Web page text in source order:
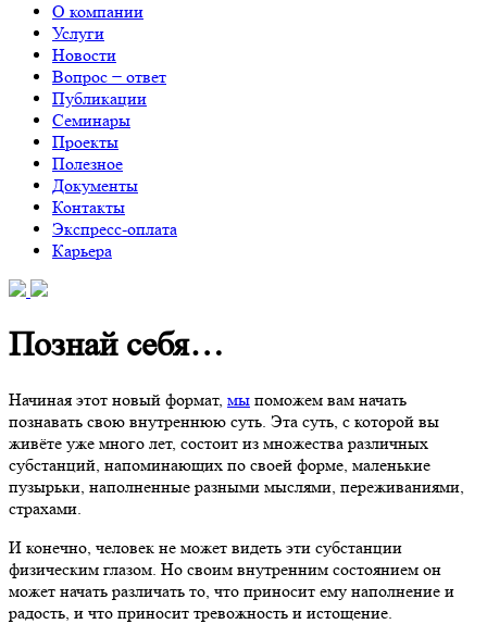
О компании
Услуги
Новости
Вопрос − ответ
Публикации
Семинары
Проекты
Полезное
Документы
Контакты
Экспресс-оплата
Карьера
Познай себя…
Начиная этот новый формат, мы поможем вам начать
познавать свою внутреннюю суть. Эта суть, с которой вы
живёте уже много лет, состоит из множества различных
субстанций, напоминающих по своей форме, маленькие
пузырьки, наполненные разными мыслями, переживаниями,
страхами.
И конечно, человек не может видеть эти субстанции
физическим глазом. Но своим внутренним состоянием он
может начать различать то, что приносит ему наполнение и
радость, и что приносит тревожность и истощение.